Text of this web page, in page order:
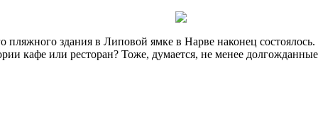
пляжного здания в Липовой ямке в Нарве наконец
кафе или ресторан? Тоже, думается, не менее